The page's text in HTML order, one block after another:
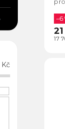
Kč
17
–6
A/